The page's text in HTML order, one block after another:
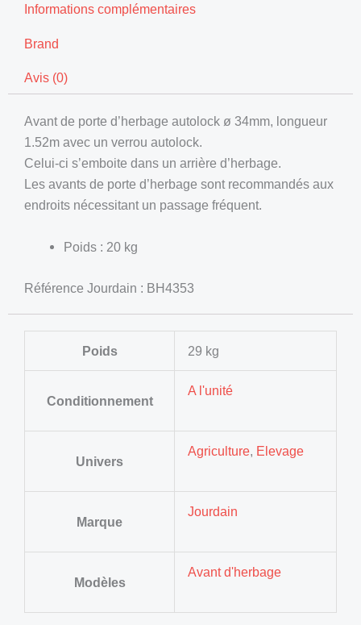
Informations complémentaires
Brand
Avis (0)
Avant de porte d’herbage autolock ø 34mm, longueur
1.52m avec un verrou autolock.
Celui-ci s’emboite dans un arrière d’herbage.
Les avants de porte d’herbage sont recommandés aux
endroits nécessitant un passage fréquent.
Poids : 20 kg
Référence Jourdain : BH4353
Poids 29 kg
Conditionnement
A l'unité
Univers
Agriculture, Elevage
Marque
Jourdain
Modèles
Avant d'herbage